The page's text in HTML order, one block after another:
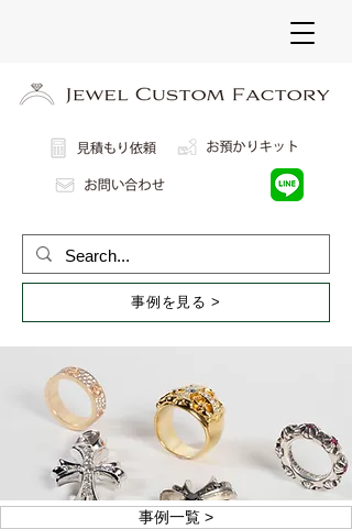
事例を見る >
事例一覧 >